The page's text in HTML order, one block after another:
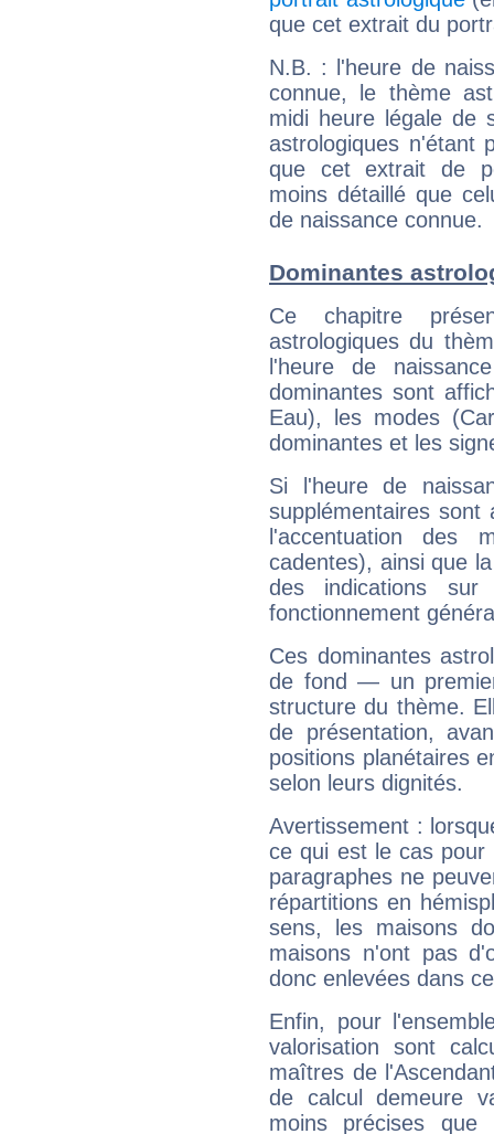
que cet extrait du
N.B. : l'heure de
connue, le thème
midi heure légale de
astrologiques n'étant
que cet extrait de
moins détaillé que
de naissance connue.
Dominantes
Ce chapitre
astrologiques du
l'heure de
dominantes sont
Eau), les modes
dominantes et les
Si l'heure de
supplémentaires sont
l'accentuation des
cadentes), ainsi que
des indications sur
fonctionnement
Ces dominantes
de fond — un
structure du thème.
de présentation,
positions planétaires
selon leurs dignités.
Avertissement :
ce qui est le cas pour
paragraphes ne
répartitions en
sens, les maisons
maisons n'ont pas
donc enlevées dans
Enfin, pour
valorisation sont
maîtres de
de calcul demeure
moins précises que